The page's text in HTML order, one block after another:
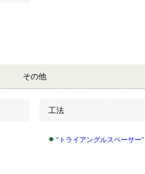
その他
工法
“トライアングルスペーサー